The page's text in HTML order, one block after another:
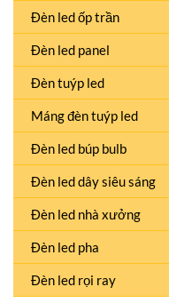
Đèn led ốp trần
Đèn led panel
Đèn tuýp led
Máng đèn tuýp led
Đèn led búp bulb
Đèn led dây siêu sáng
Đèn led nhà xưởng
Đèn led pha
Đèn led rọi ray